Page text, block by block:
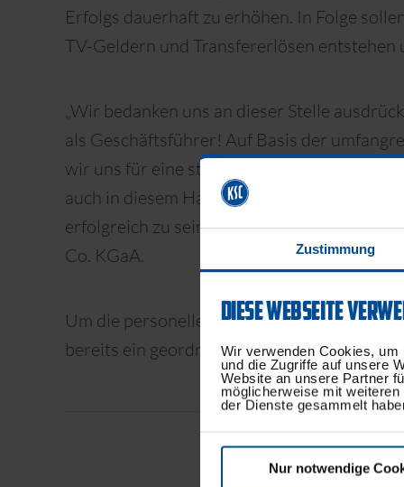
Zustimmung
DIESE WEBSEITE
Wir verwenden Cookies,
und die Zugriffe auf unsere
Website an unsere Partner
möglicherweise mit
der Dienste gesammelt
Nur notwendige
Erfolgs dauerhaft zu erhöhen. In Folge
TV-Geldern und Transfererlösen
„Wir bedanken uns an dieser Stelle
als Geschäftsführer! Auf Basis der
wir uns für eine strategische
auch in diesem Handlungsfeld sowohl
erfolgreich zu sein.“ so Holger Siegmund-
Co. KGaA.
Um die personelle Neubesetzung des
bereits ein geordneter Prozess gestartet.